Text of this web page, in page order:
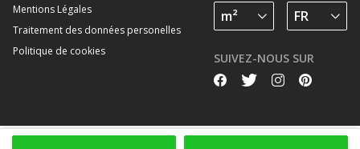
Mentions Légales
Traitement des données personelles
Politique de cookies
SUIVEZ-NOUS SUR